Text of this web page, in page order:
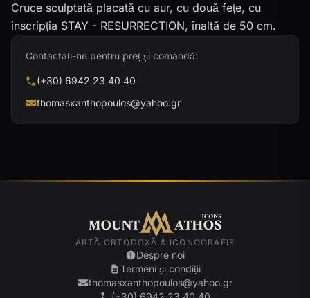
Cruce sculptată placată cu aur, cu două fețe, cu
inscripția STAY - RESURRECTION, înaltă de 50 cm.
Contactați-ne pentru preț și comandă:
(+30) 6942 23 40 40
thomasxanthopoulos@yahoo.gr
ARTĂ ORTODOXĂ & ICONOGRAFIE
Despre noi
Termeni și condiții
thomasxanthopoulos@yahoo.gr